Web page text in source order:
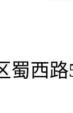
蜀西